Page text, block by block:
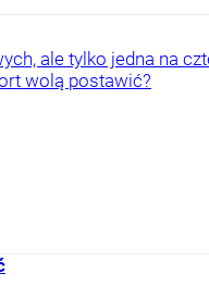
ale tylko jedna na
wolą postawić?